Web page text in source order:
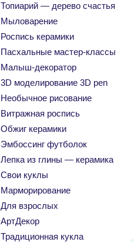
Топиарий — дерево счастья
Мыловарение
Роспись керамики
Пасхальные мастер-классы
Малыш-декоратор
3D моделирование 3D pen
Необычное рисование
Витражная роспись
Обжиг керамики
Эмбоссинг футболок
Лепка из глины — керамика
Свои куклы
Марморирование
Для взрослых
АртДекор
Традиционная кукла